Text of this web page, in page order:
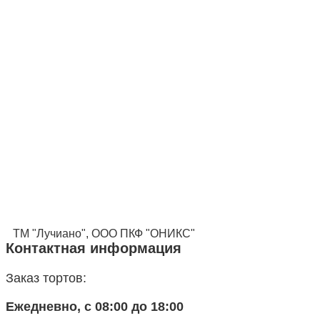
ТМ "Лучиано", ООО ПКФ "ОНИКС"
Контактная информация
Заказ тортов:
Ежедневно, с 08:00 до 18:00